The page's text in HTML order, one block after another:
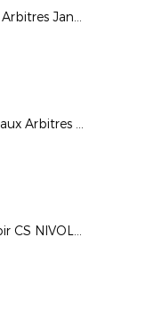
Formation Initiale Arbitres Janvier 2018
Cérémonie Nouveaux Arbitres Promo Janvier 2018
Label Jeunes Espoir CS NIVOLAS VERMELLE